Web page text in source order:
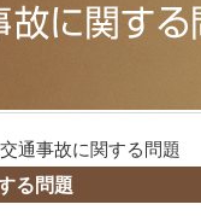
通事故に関する問題
る問題